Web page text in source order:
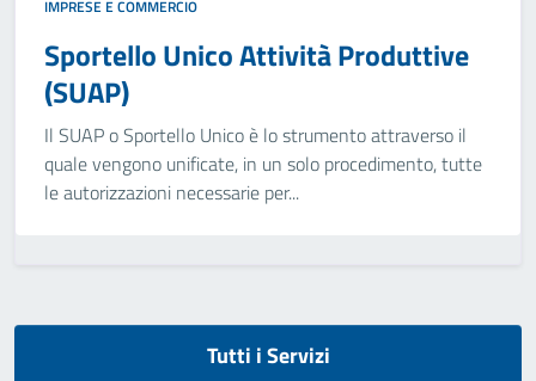
IMPRESE E COMMERCIO
Sportello Unico Attività Produttive
(SUAP)
Il SUAP o Sportello Unico è lo strumento attraverso il
quale vengono unificate, in un solo procedimento, tutte
le autorizzazioni necessarie per...
Tutti i Servizi